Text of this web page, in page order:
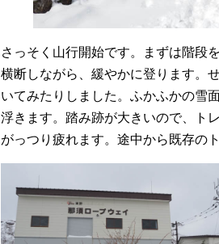
さっそく山行開始です。まずは階段
横断しながら、緩やかに登ります。
いてみたりしました。ふかふかの雪
浮きます。踏み跡が大きいので、ト
がっつり疲れます。途中から既存の